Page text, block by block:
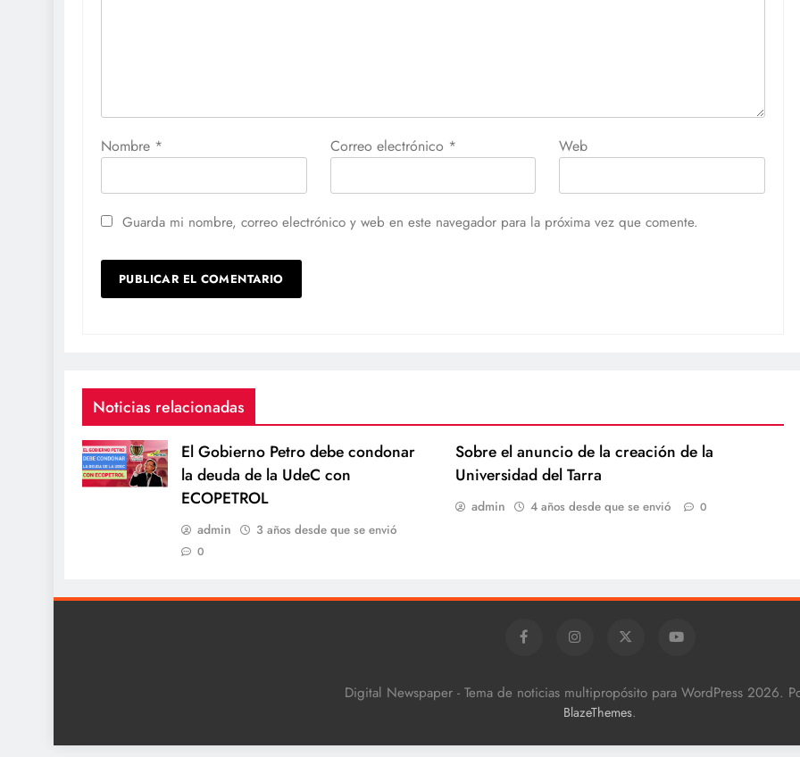
Nombre * Correo electrónico * Web
Guarda mi nombre, correo electrónico y web en este navegador para la próxima vez que comente.
Noticias relacionadas
El Gobierno Petro debe condonar
la deuda de la UdeC con
ECOPETROL
admin 3 años desde que se envió
0
Sobre el anuncio de la creación de la
Universidad del Tarra
admin 4 años desde que se envió 0
Digital Newspaper - Tema de noticias multipropósito para WordPress 2026.
BlazeThemes.